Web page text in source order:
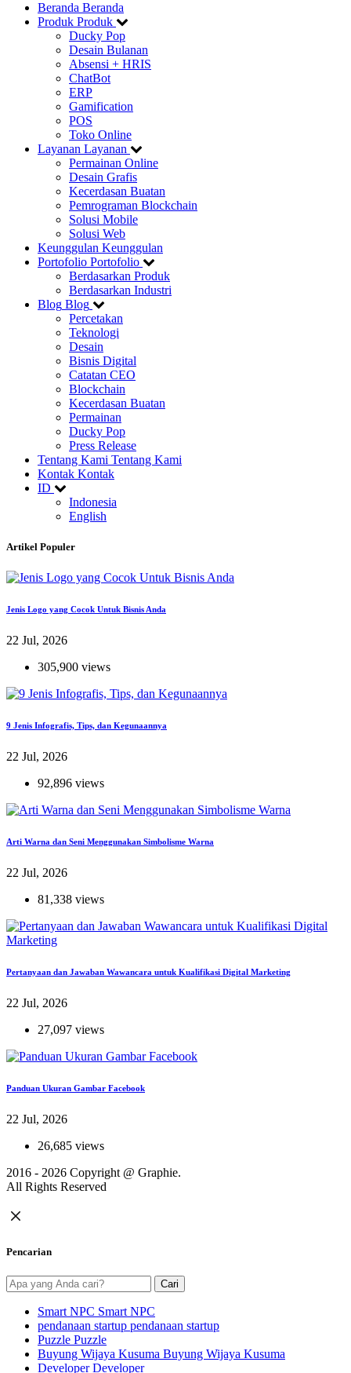
Beranda Beranda
Produk Produk
Ducky Pop
Desain Bulanan
Absensi + HRIS
ChatBot
ERP
Gamification
POS
Toko Online
Layanan Layanan
Permainan Online
Desain Grafis
Kecerdasan Buatan
Pemrograman Blockchain
Solusi Mobile
Solusi Web
Keunggulan Keunggulan
Portofolio Portofolio
Berdasarkan Produk
Berdasarkan Industri
Blog Blog
Percetakan
Teknologi
Desain
Bisnis Digital
Catatan CEO
Blockchain
Kecerdasan Buatan
Permainan
Ducky Pop
Press Release
Tentang Kami Tentang Kami
Kontak Kontak
ID
Indonesia
English
Artikel Populer
Jenis Logo yang Cocok Untuk Bisnis Anda
22 Jul, 2026
305,900 views
9 Jenis Infografis, Tips, dan Kegunaannya
22 Jul, 2026
92,896 views
Arti Warna dan Seni Menggunakan Simbolisme Warna
22 Jul, 2026
81,338 views
Pertanyaan dan Jawaban Wawancara untuk Kualifikasi Digital Marketing
22 Jul, 2026
27,097 views
Panduan Ukuran Gambar Facebook
22 Jul, 2026
26,685 views
2016 - 2026 Copyright @ Graphie.
All Rights Reserved
Pencarian
Cari
Smart NPC Smart NPC
pendanaan startup pendanaan startup
Puzzle Puzzle
Buyung Wijaya Kusuma Buyung Wijaya Kusuma
Developer Developer